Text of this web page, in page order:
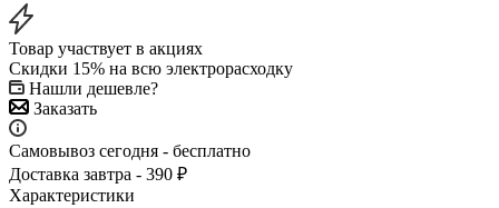
Товар участвует в акциях
Скидки 15% на всю электрорасходку
Нашли дешевле?
Заказать
Самовывоз сегодня - бесплатно
Доставка завтра - 390 ₽
Характеристики